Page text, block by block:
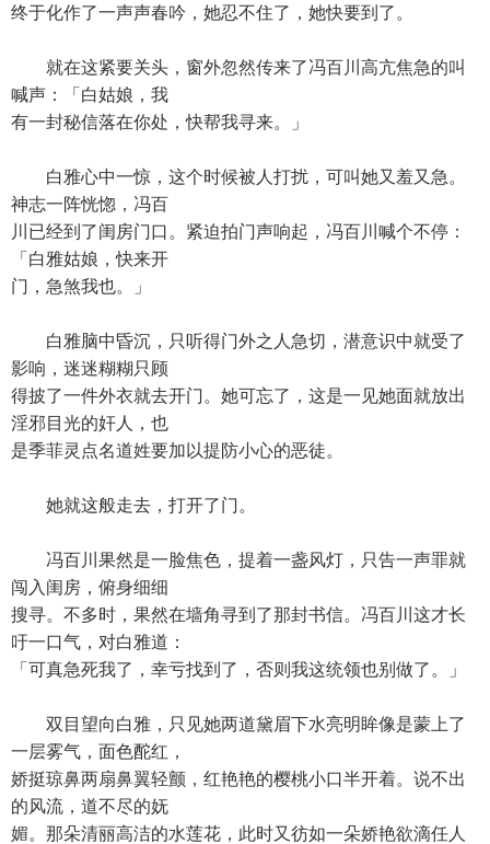
终于化作了一声声春吟，她忍不住了，她快要到了。
就在这紧要关头，窗外忽然传来了冯百川高亢焦急的叫
喊声：「白姑娘，我
有一封秘信落在你处，快帮我寻来。」
白雅心中一惊，这个时候被人打扰，可叫她又羞又急。
神志一阵恍惚，冯百
川已经到了闺房门口。紧迫拍门声响起，冯百川喊个不停：
「白雅姑娘，快来开
门，急煞我也。」
白雅脑中昏沉，只听得门外之人急切，潜意识中就受了
影响，迷迷糊糊只顾
得披了一件外衣就去开门。她可忘了，这是一见她面就放出
淫邪目光的奸人，也
是季菲灵点名道姓要加以提防小心的恶徒。
她就这般走去，打开了门。
冯百川果然是一脸焦色，提着一盏风灯，只告一声罪就
闯入闺房，俯身细细
搜寻。不多时，果然在墙角寻到了那封书信。冯百川这才长
吁一口气，对白雅道：
「可真急死我了，幸亏找到了，否则我这统领也别做了。」
双目望向白雅，只见她两道黛眉下水亮明眸像是蒙上了
一层雾气，面色酡红，
娇挺琼鼻两扇鼻翼轻颤，红艳艳的樱桃小口半开着。说不出
的风流，道不尽的妩
媚。那朵清丽高洁的水莲花，此时又彷如一朵娇艳欲滴任人